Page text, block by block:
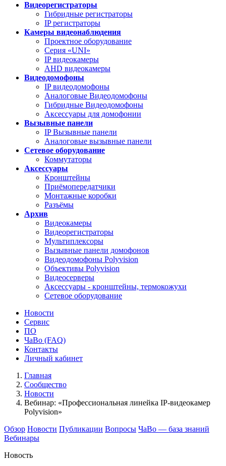
Видеорегистраторы
Гибридные регистраторы
IP регистраторы
Камеры видеонаблюдения
Проектное оборудование
Серия «UNI»
IP видеокамеры
AHD видеокамеры
Видеодомофоны
IP видеодомофоны
Аналоговые Видеодомофоны
Гибридные Видеодомофоны
Аксессуары для домофонии
Вызывные панели
IP Вызывные панели
Аналоговые вызывные панели
Сетевое оборудование
Коммутаторы
Аксессуары
Кронштейны
Приёмопередатчики
Монтажные коробки
Разъёмы
Архив
Видеокамеры
Видеорегистраторы
Мультиплексоры
Вызывные панели домофонов
Видеодомофоны Polyvision
Объективы Polyvision
Видеосерверы
Аксессуары - кронштейны, термокожухи
Сетевое оборудование
Новости
Сервис
ПО
ЧаВо (FAQ)
Контакты
Личный кабинет
Главная
Сообщество
Новости
Вебинар: «Профессиональная линейка IP-видеокамер
Polyvision»
Обзор Новости Публикации Вопросы ЧаВо — база знаний
Вебинары
Новость